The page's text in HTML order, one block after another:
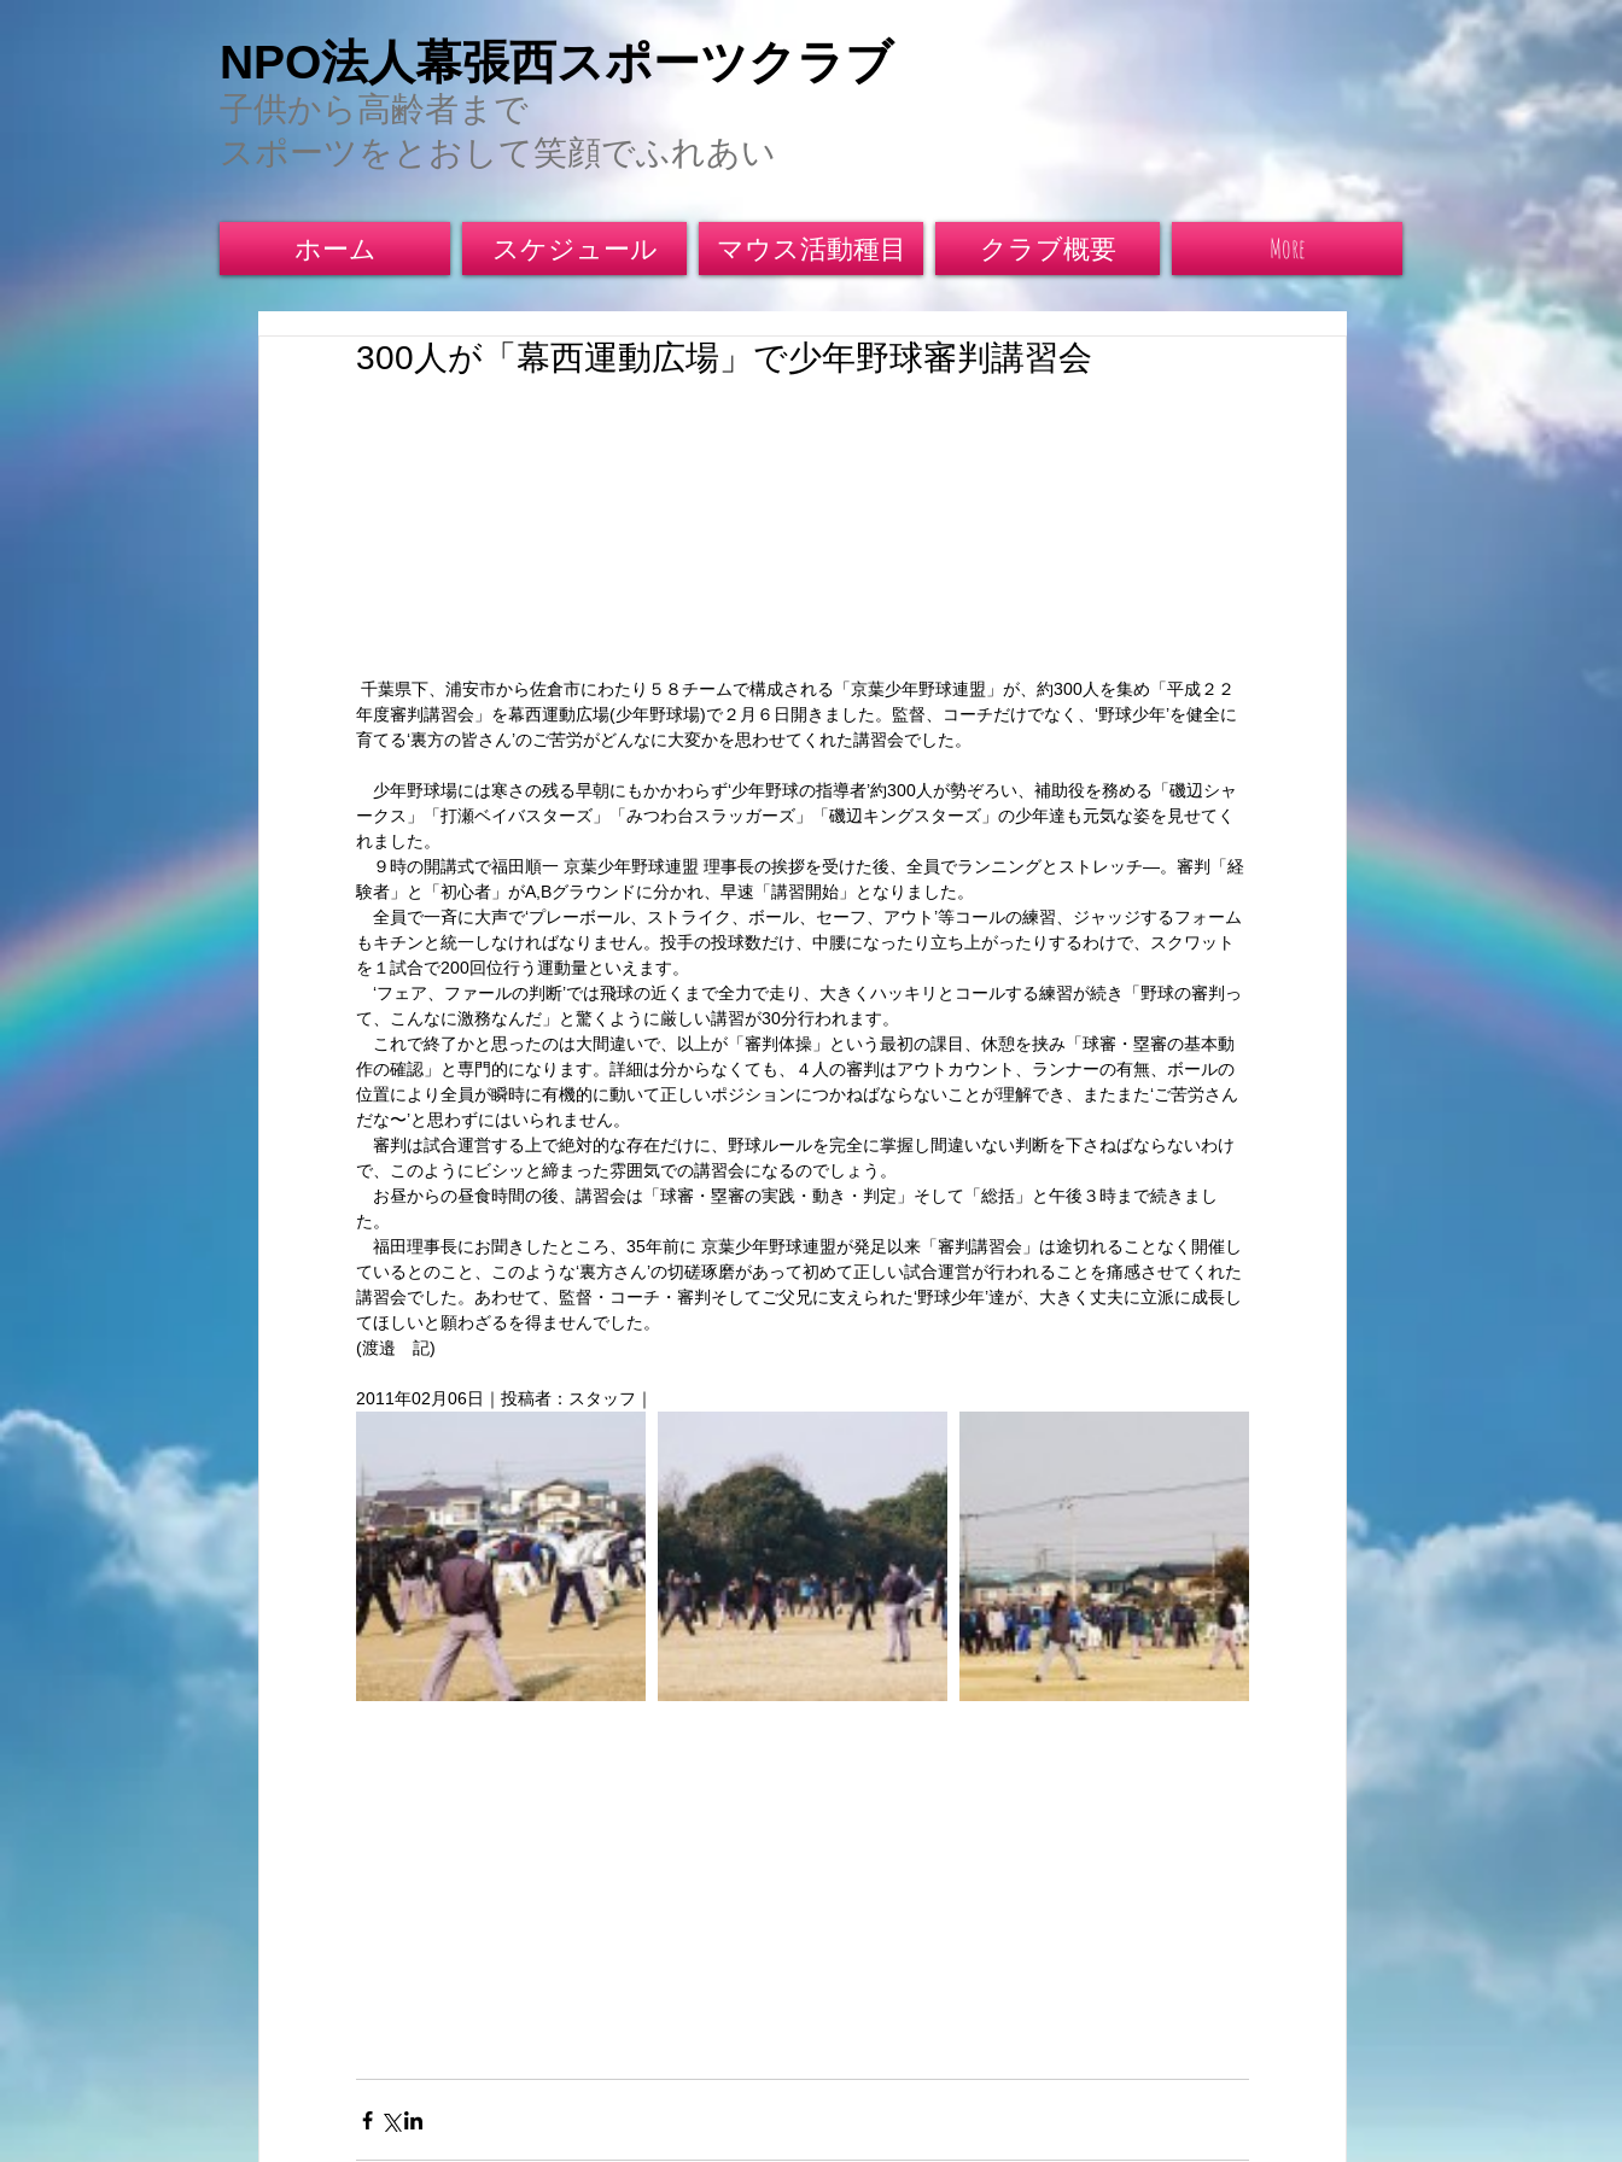
NPO法人幕張西スポーツクラブ
子供から高齢者まで
スポーツをとおして笑顔でふれあい
ホーム スケジュール マウス活動種目 クラブ概要 More
最新記事
300人が「幕西運動広場」で少年野球審判講習会
年度審判講習会」を幕西運動広場(少年野球場)で２月６日開きました。監督、コーチだけでなく、‘野球少年’を健全に
育てる‘裏方の皆さん’のご苦労がどんなに大変かを思わせてくれた講習会でした。
少年野球場には寒さの残る早朝にもかかわらず‘少年野球の指導者’約300人が勢ぞろい、補助役を務める「磯辺シャ
ークス」「打瀬ベイバスターズ」「みつわ台スラッガーズ」「磯辺キングスターズ」の少年達も元気な姿を見せてく
れました。
９時の開講式で福田順一 京葉少年野球連盟 理事長の挨拶を受けた後、全員でランニングとストレッチ―。審判「経
験者」と「初心者」がA,Bグラウンドに分かれ、早速「講習開始」となりました。
全員で一斉に大声で‘プレーボール、ストライク、ボール、セーフ、アウト’等コールの練習、ジャッジするフォーム
もキチンと統一しなければなりません。投手の投球数だけ、中腰になったり立ち上がったりするわけで、スクワット
を１試合で200回位行う運動量といえます。
‘フェア、ファールの判断’では飛球の近くまで全力で走り、大きくハッキリとコールする練習が続き「野球の審判っ
て、こんなに激務なんだ」と驚くように厳しい講習が30分行われます。
これで終了かと思ったのは大間違いで、以上が「審判体操」という最初の課目、休憩を挟み「球審・塁審の基本動
作の確認」と専門的になります。詳細は分からなくても、４人の審判はアウトカウント、ランナーの有無、ボールの
位置により全員が瞬時に有機的に動いて正しいポジションにつかねばならないことが理解でき、またまた‘ご苦労さん
だな〜’と思わずにはいられません。
審判は試合運営する上で絶対的な存在だけに、野球ルールを完全に掌握し間違いない判断を下さねばならないわけ
で、このようにビシッと締まった雰囲気での講習会になるのでしょう。
お昼からの昼食時間の後、講習会は「球審・塁審の実践・動き・判定」そして「総括」と午後３時まで続きまし
た。
福田理事長にお聞きしたところ、35年前に 京葉少年野球連盟が発足以来「審判講習会」は途切れることなく開催し
ているとのこと、このような‘裏方さん’の切磋琢磨があって初めて正しい試合運営が行われることを痛感させてくれた
講習会でした。あわせて、監督・コーチ・審判そしてご父兄に支えられた‘野球少年’達が、大きく丈夫に立派に成長し
てほしいと願わざるを得ませんでした。
(渡邉　記)
2011年02月06日｜投稿者：スタッフ｜